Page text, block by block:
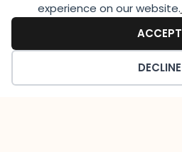
experience on our website.​
ACCEPT
DECLINE